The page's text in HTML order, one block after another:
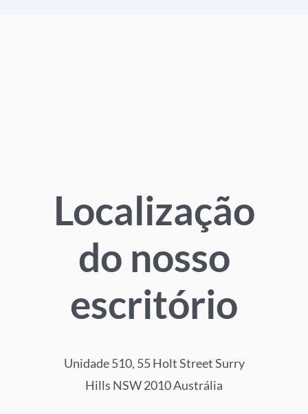
Localização
do nosso
escritório
Unidade 510, 55 Holt Street Surry
Hills NSW 2010 Austrália